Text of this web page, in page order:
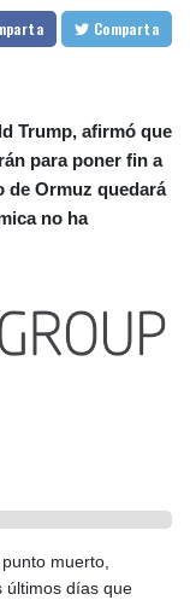
Comparta
Trump, afirmó que
para poner fin a
de Ormuz quedará
no ha
muerto,
últimos días que